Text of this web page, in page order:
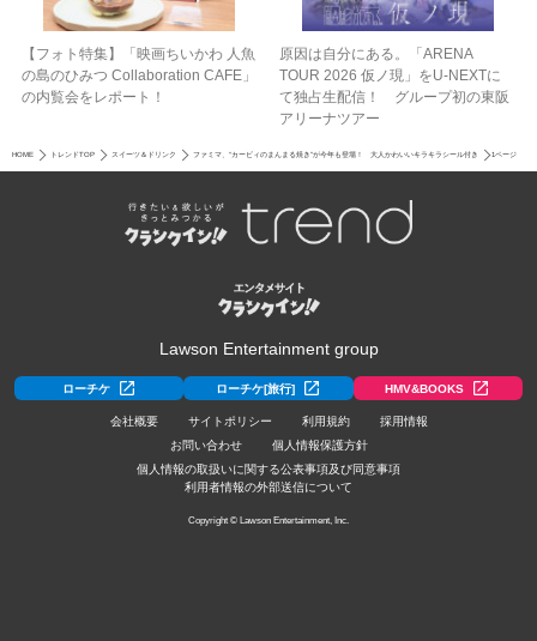
【フォト特集】「映画ちいかわ 人魚
の島のひみつ Collaboration CAFE」
の内覧会をレポート！
原因は自分にある。「ARENA
TOUR 2026 仮ノ現」をU-NEXTに
て独占生配信！ グループ初の東阪
アリーナツアー
HOME トレンドTOP スイーツ＆ドリンク ファミマ、“カービィのまんまる焼き”が今年も登場！ 大人かわいいキラキラシール付き 1ページ
Lawson Entertainment group
ローチケ ローチケ[旅行] HMV&BOOKS
会社概要 サイトポリシー 利用規約
採用情報
お問い合わせ
個人情報保護方針
個人情報の取扱いに関する公表事項及び同意事項
利用者情報の外部送信について
Copyright © Lawson Entertainment, Inc.